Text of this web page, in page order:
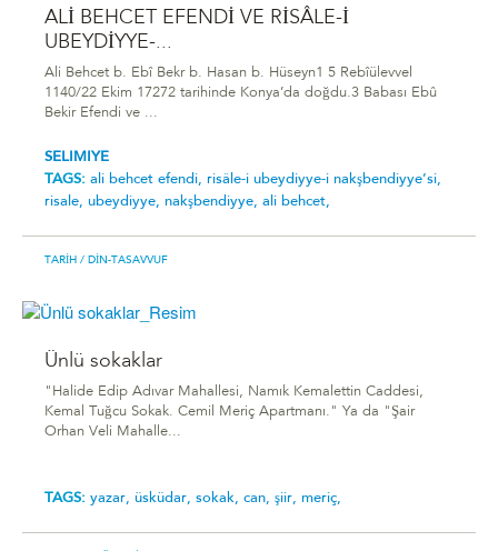
ALİ BEHCET EFENDİ VE RİSÂLE-İ
UBEYDİYYE-...
Ali Behcet b. Ebî Bekr b. Hasan b. Hüseyn1 5 Rebîülevvel
1140/22 Ekim 17272 tarihinde Konya’da doğdu.3 Babası Ebû
Bekir Efendi ve ...
SELIMIYE
TAGS: ali̇ behcet efendi̇, ri̇sâle-i̇ ubeydi̇yye-i̇ nakşbendi̇yye’si̇,
risale, ubeydiyye, nakşbendiyye, ali behcet,
TARIH / DIN-TASAVVUF
Ünlü sokaklar
"Halide Edip Adıvar Mahallesi, Namık Kemalettin Caddesi,
Kemal Tuğcu Sokak. Cemil Meriç Apartmanı." Ya da "Şair
Orhan Veli Mahalle...
TAGS: yazar, üsküdar, sokak, can, şiir, meriç,